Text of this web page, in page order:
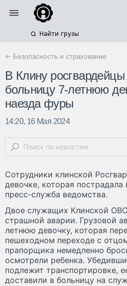
Найти грузы
← Безопасность и страхование
В Клину
больницу 7-летнюю
наезда фуры
14:20, 16 Мая 2024
Сотрудники клинской
девочке, которая
пресс-служба ведомства.
Двое служащих Клинской
страшной аварии. Грузовой
летнюю девочку, которая
пешеходном переходе с
прапорщика немедленно
осмотрели ребенка.
подлежит транспортировке,
доставили в больницу на